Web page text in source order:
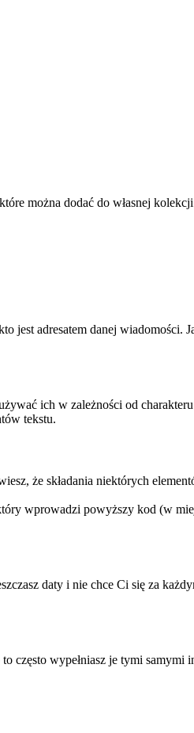
można dodać do własnej
adresatem danej wiadomości.
ich w zależności od
tekstu.
że składania niektórych
wprowadzi powyższy kod (w
daty i nie chce Ci się za
często wypełniasz je tymi